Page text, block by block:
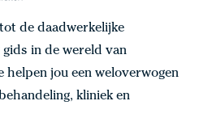
de daadwerkelijke
in de wereld van
helpen jou een weloverwogen
kliniek en